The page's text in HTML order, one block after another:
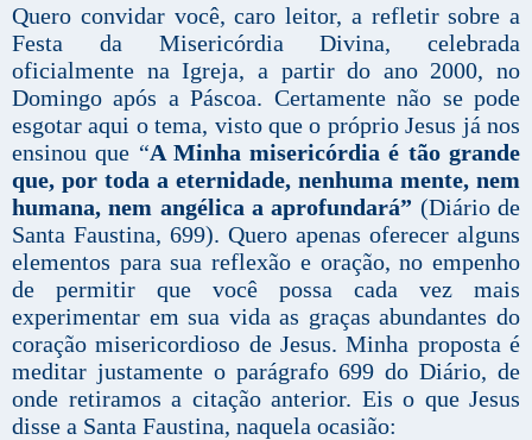
Quero convidar você, caro leitor, a refletir sobre a
Festa da Misericórdia Divina, celebrada
oficialmente na Igreja, a partir do ano 2000, no
Domingo após a Páscoa. Certamente não se pode
esgotar aqui o tema, visto que o próprio Jesus já nos
ensinou que “A Minha misericórdia é tão grande
que, por toda a eternidade, nenhuma mente, nem
humana, nem angélica a aprofundará” (Diário de
Santa Faustina, 699). Quero apenas oferecer alguns
elementos para sua reflexão e oração, no empenho
de permitir que você possa cada vez mais
experimentar em sua vida as graças abundantes do
coração misericordioso de Jesus. Minha proposta é
meditar justamente o parágrafo 699 do Diário, de
onde retiramos a citação anterior. Eis o que Jesus
disse a Santa Faustina, naquela ocasião: